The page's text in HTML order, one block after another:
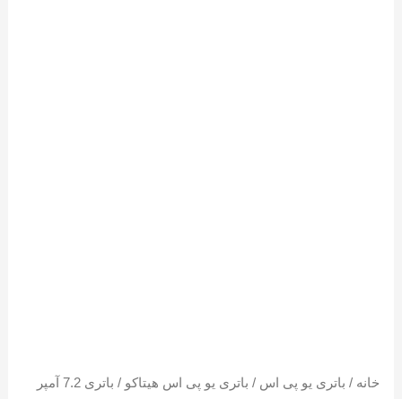
خانه / باتری یو پی اس / باتری یو پی اس هیتاکو
/ باتری 7.2 آمپر